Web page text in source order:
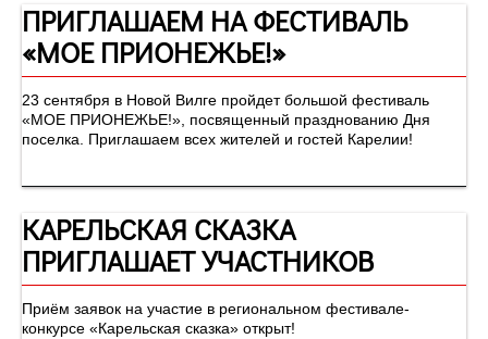
ПРИГЛАШАЕМ НА ФЕСТИВАЛЬ
«МОЕ ПРИОНЕЖЬЕ!»
23 сентября в Новой Вилге пройдет большой фестиваль
«МОЕ ПРИОНЕЖЬЕ!», посвященный празднованию Дня
поселка. Приглашаем всех жителей и гостей Карелии!
КАРЕЛЬСКАЯ СКАЗКА
ПРИГЛАШАЕТ УЧАСТНИКОВ
Приём заявок на участие в региональном фестивале-
конкурсе «Карельская сказка» открыт!